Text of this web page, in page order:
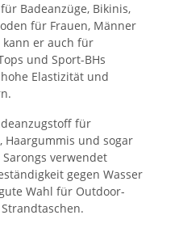
Badeanzüge, Bikinis,
für Frauen, Männer
er auch für
und Sport-BHs
Elastizität und
für
Haargummis und sogar
verwendet
gegen Wasser
Wahl für Outdoor-